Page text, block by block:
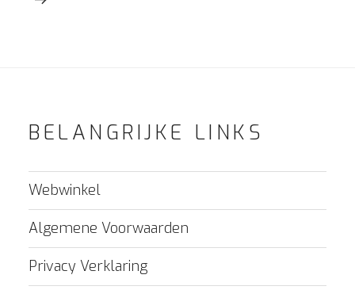
BELANGRIJKE LINKS
Webwinkel
Algemene Voorwaarden
Privacy Verklaring